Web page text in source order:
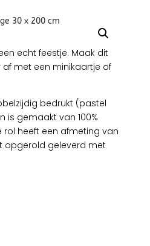
echt feestje. Maak dit
met een minikaartje of
bedrukt (pastel
is gemaakt van 100%
rol heeft een afmeting van
opgerold geleverd met